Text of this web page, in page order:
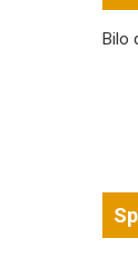
Bilo